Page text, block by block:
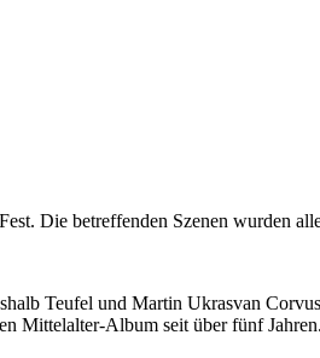
Die betreffenden Szenen wurden
Teufel und Martin Ukrasvan
Mittelalter-Album seit über fünf